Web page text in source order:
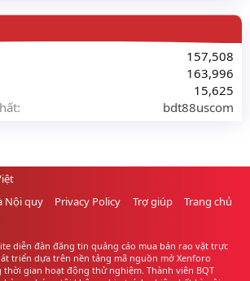
157,508
163,996
15,625
bdt88uscom
Nội quy Privacy Policy Trợ giúp Trang chủ
diễn đàn đăng tin quảng cáo mua bán rao vặt trực
triển dựa trên nền tảng mã nguồn mở Xenforo
gian hoạt động thử nghiệm. Thành viên BQT